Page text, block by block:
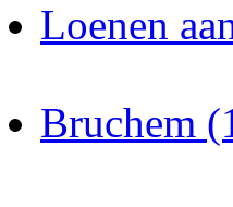
Loenen
Bruchem